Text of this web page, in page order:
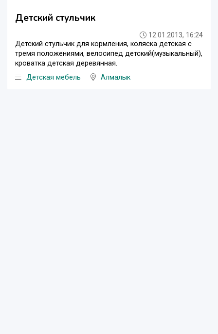
Детский стульчик
12.01.2013, 16:24
Детский стульчик для кормления, коляска детская с
тремя положениями, велосипед детский(музыкальный),
кроватка детская деревянная.
Детская мебель
Алмалык